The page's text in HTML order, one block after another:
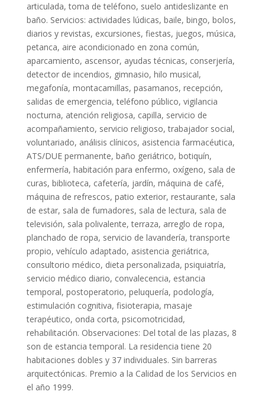
articulada, toma de teléfono, suelo antideslizante en
baño. Servicios: actividades lúdicas, baile, bingo, bolos,
diarios y revistas, excursiones, fiestas, juegos, música,
petanca, aire acondicionado en zona común,
aparcamiento, ascensor, ayudas técnicas, conserjería,
detector de incendios, gimnasio, hilo musical,
megafonía, montacamillas, pasamanos, recepción,
salidas de emergencia, teléfono público, vigilancia
nocturna, atención religiosa, capilla, servicio de
acompañamiento, servicio religioso, trabajador social,
voluntariado, análisis clínicos, asistencia farmacéutica,
ATS/DUE permanente, baño geriátrico, botiquín,
enfermería, habitación para enfermo, oxígeno, sala de
curas, biblioteca, cafetería, jardín, máquina de café,
máquina de refrescos, patio exterior, restaurante, sala
de estar, sala de fumadores, sala de lectura, sala de
televisión, sala polivalente, terraza, arreglo de ropa,
planchado de ropa, servicio de lavandería, transporte
propio, vehículo adaptado, asistencia geriátrica,
consultorio médico, dieta personalizada, psiquiatría,
servicio médico diario, convalecencia, estancia
temporal, postoperatorio, peluquería, podología,
estimulación cognitiva, fisioterapia, masaje
terapéutico, onda corta, psicomotricidad,
rehabilitación. Observaciones: Del total de las plazas, 8
son de estancia temporal. La residencia tiene 20
habitaciones dobles y 37 individuales. Sin barreras
arquitectónicas. Premio a la Calidad de los Servicios en
el año 1999.